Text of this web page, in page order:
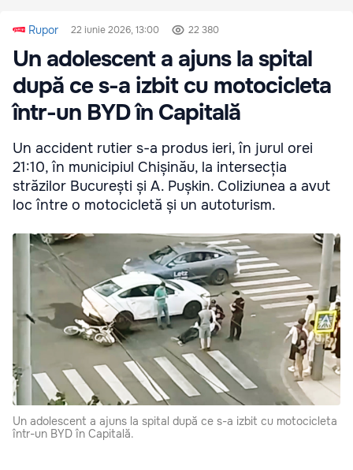
Rupor 22 iunie 2026, 13:00 22 380
Un adolescent a ajuns la spital
după ce s-a izbit cu motocicleta
într-un BYD în Capitală
Un accident rutier s-a produs ieri, în jurul orei
21:10, în municipiul Chișinău, la intersecția
străzilor București și A. Pușkin. Coliziunea a avut
loc între o motocicletă și un autoturism.
Un adolescent a ajuns la spital după ce s-a izbit cu motocicleta
într-un BYD în Capitală.